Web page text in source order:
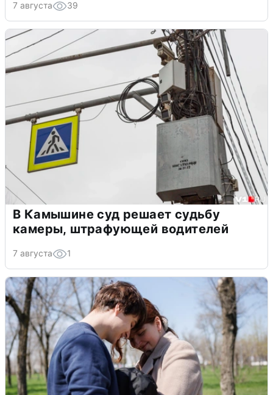
7 августа 39
В Камышине суд решает судьбу
камеры, штрафующей водителей
7 августа 1